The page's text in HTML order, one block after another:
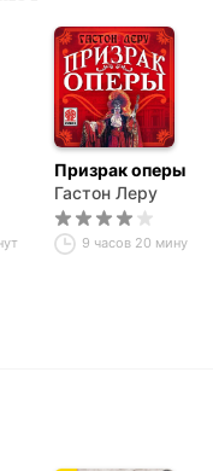
Призрак оперы
Гастон Леру
9 часов 20 минут